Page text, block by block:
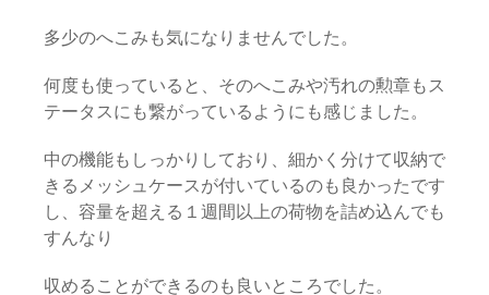
多少のへこみも気になりませんでした。
何度も使っていると、そのへこみや汚れの勲章もス
テータスにも繋がっているようにも感じました。
中の機能もしっかりしており、細かく分けて収納で
きるメッシュケースが付いているのも良かったです
し、容量を超える１週間以上の荷物を詰め込んでも
すんなり
収めることができるのも良いところでした。